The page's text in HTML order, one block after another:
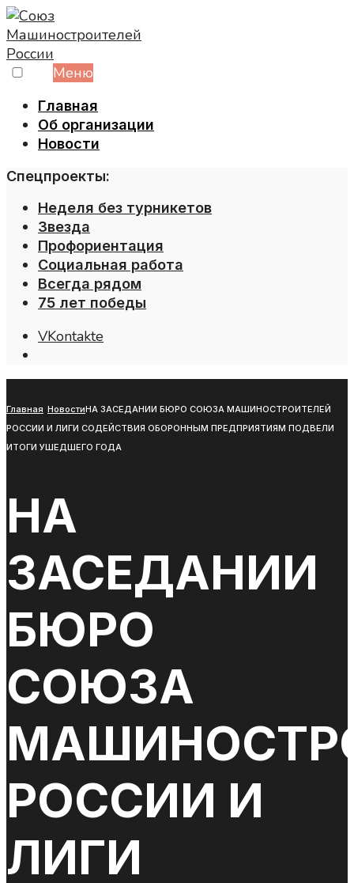
Skip
to
content
Меню
Главная
Об организации
Новости
Спецпроекты:
Неделя без турникетов
Звезда
Профориентация
Социальная работа
Всегда рядом
75 лет победы
VKontakte
Главная НовостиНА ЗАСЕДАНИИ БЮРО СОЮЗА МАШИНОСТРОИТЕЛЕЙ
РОССИИ И ЛИГИ СОДЕЙСТВИЯ ОБОРОННЫМ ПРЕДПРИЯТИЯМ ПОДВЕЛИ
ИТОГИ УШЕДШЕГО ГОДА
НА
ЗАСЕДАНИИ
БЮРО
СОЮЗА
РОССИИ И
ЛИГИ